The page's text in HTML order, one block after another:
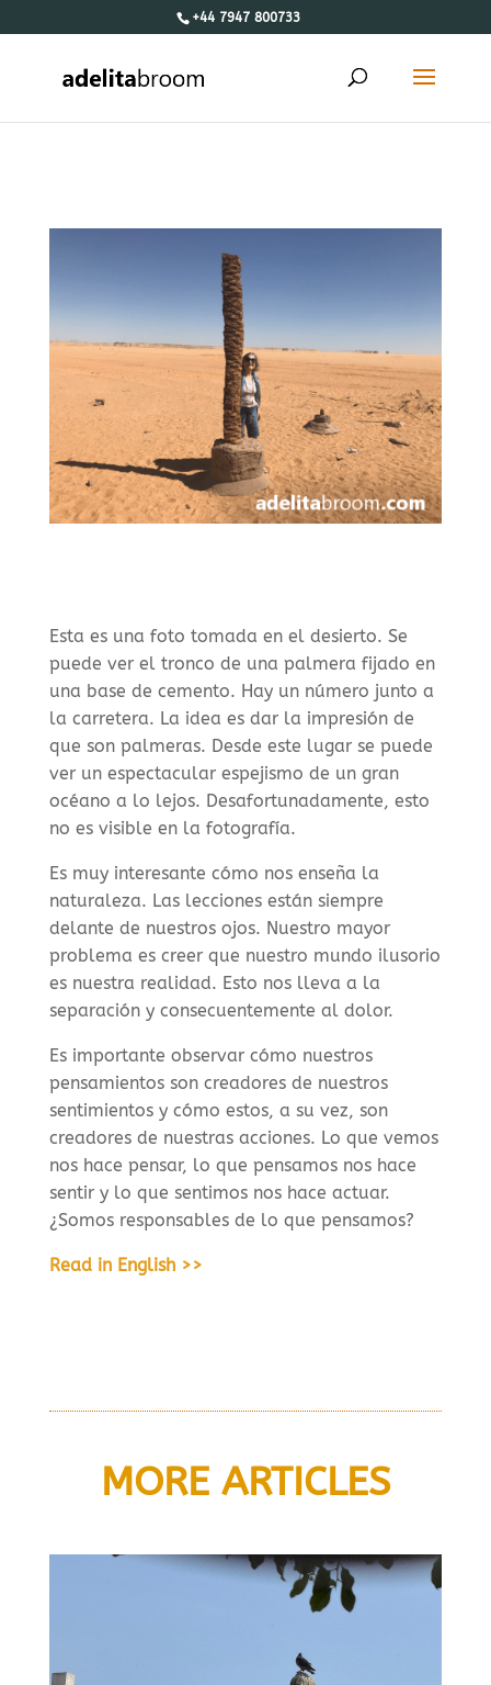
+44 7947 800733
Esta es una foto tomada en el desierto. Se
puede ver el tronco de una palmera fijado en
una base de cemento. Hay un número junto a
la carretera. La idea es dar la impresión de
que son palmeras. Desde este lugar se puede
ver un espectacular espejismo de un gran
océano a lo lejos. Desafortunadamente, esto
no es visible en la fotografía.
Es muy interesante cómo nos enseña la
naturaleza. Las lecciones están siempre
delante de nuestros ojos. Nuestro mayor
problema es creer que nuestro mundo ilusorio
es nuestra realidad. Esto nos lleva a la
separación y consecuentemente al dolor.
Es importante observar cómo nuestros
pensamientos son creadores de nuestros
sentimientos y cómo estos, a su vez, son
creadores de nuestras acciones. Lo que vemos
nos hace pensar, lo que pensamos nos hace
sentir y lo que sentimos nos hace actuar.
¿Somos responsables de lo que pensamos?
Read in English >>
MORE ARTICLES